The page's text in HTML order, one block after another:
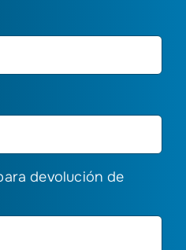
devolución de